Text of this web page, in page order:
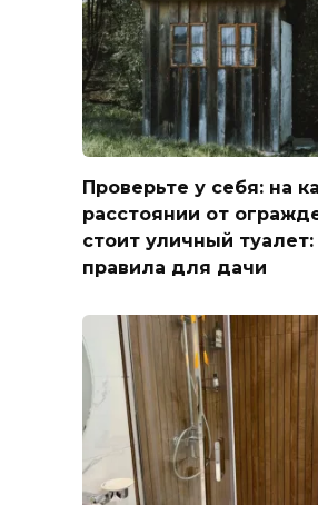
Проверьте у себя: на
расстоянии от
стоит уличный
правила для дачи